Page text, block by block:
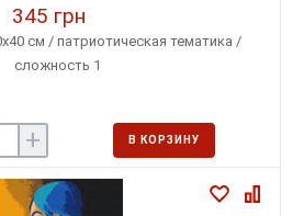
345 грн
см / патриотическая тематика /
сложность 1
+ В КОРЗИНУ